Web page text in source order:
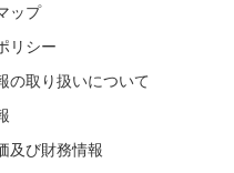
ップ
リシー
の取り扱いについて
及び財務情報